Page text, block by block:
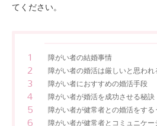
てください。
障がい者の結婚事情
障がい者の婚活は厳しいと思われ
障がい者におすすめの婚活手段
障がい者が婚活を成功させる秘訣
障がい者が健常者との婚活をする
障がい者が健常者とコミュニケー